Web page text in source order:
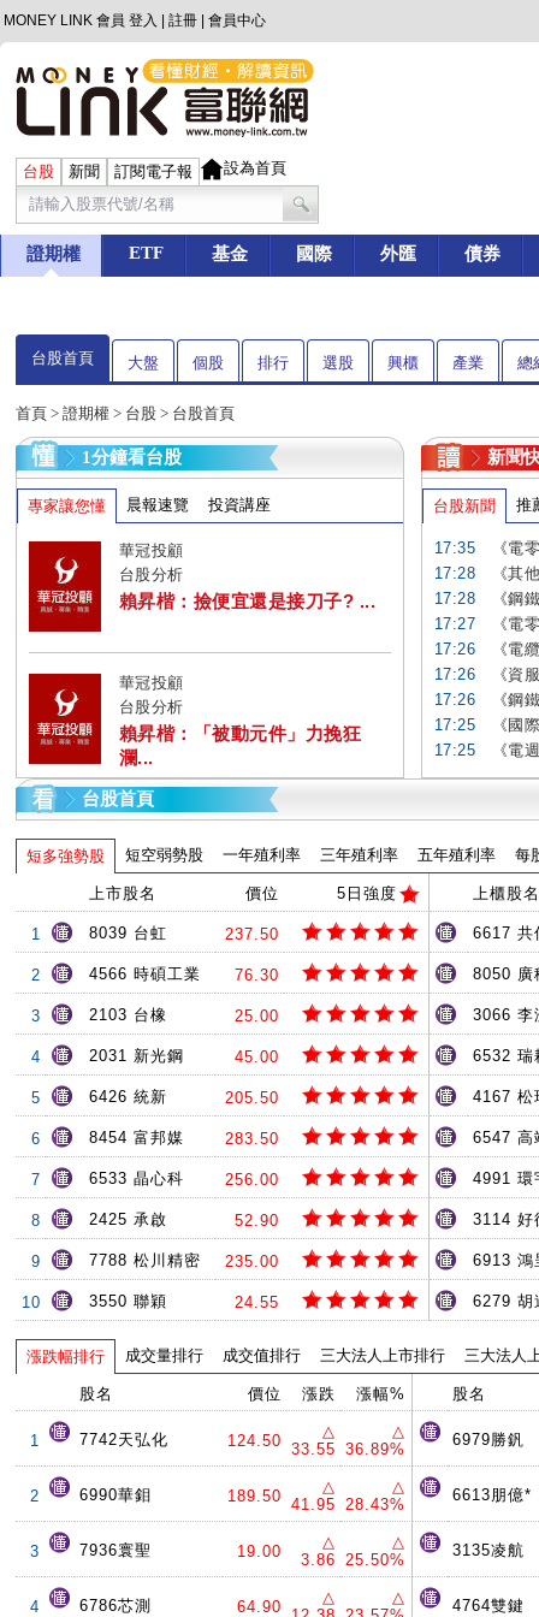
MONEY LINK 會員 登入 註冊 會員中心
台股 新聞 訂閱電子報 設為首頁
證期權 ETF 基金 國際 外匯 債券
台股首頁 大盤 個股 排行 選股 興櫃 產業 總
首頁 > 證期權 > 台股 > 台股首頁
1分鐘看台股
專家讓您懂 晨報速覽 投資講座
華冠投顧
台股分析
賴昇楷：撿便宜還是接刀子? ...
華冠投顧
台股分析
賴昇楷：「被動元件」力挽狂
瀾...
新聞
台股新聞 推
17:35
《電
17:28
《其
17:28
《鋼
17:27
《電
17:26
《電
17:26
《資
17:26
《鋼
17:25
《國
17:25
《電
台股首頁
短多強勢股 短空弱勢股 一年殖利率 三年殖利率 五年殖利率 每
上市股名 價位 5日強度
1 8039 台虹 237.50
2 4566 時碩工業 76.30
3 2103 台橡 25.00
4 2031 新光鋼 45.00
5 6426 統新 205.50
6 8454 富邦媒 283.50
7 6533 晶心科 256.00
8 2425 承啟 52.90
9 7788 松川精密 235.00
10 3550 聯穎 24.55
上櫃股名
6617 共
8050 廣
3066 李
6532 瑞
4167 松
6547 高
4991 環
3114 好
6913 鴻
6279 胡
漲跌幅排行 成交量排行 成交值排行 三大法人上市排行 三大法人
股名 價位 漲跌 漲幅%
1 7742天弘化 124.50
△
33.55
△
36.89%
2 6990華鉬 189.50
△
41.95
△
28.43%
3 7936寰聖 19.00
△
3.86
△
25.50%
4 6786芯測 64.90
△
△
股名
6979勝釩
6613朋億*
3135凌航
4764雙鍵